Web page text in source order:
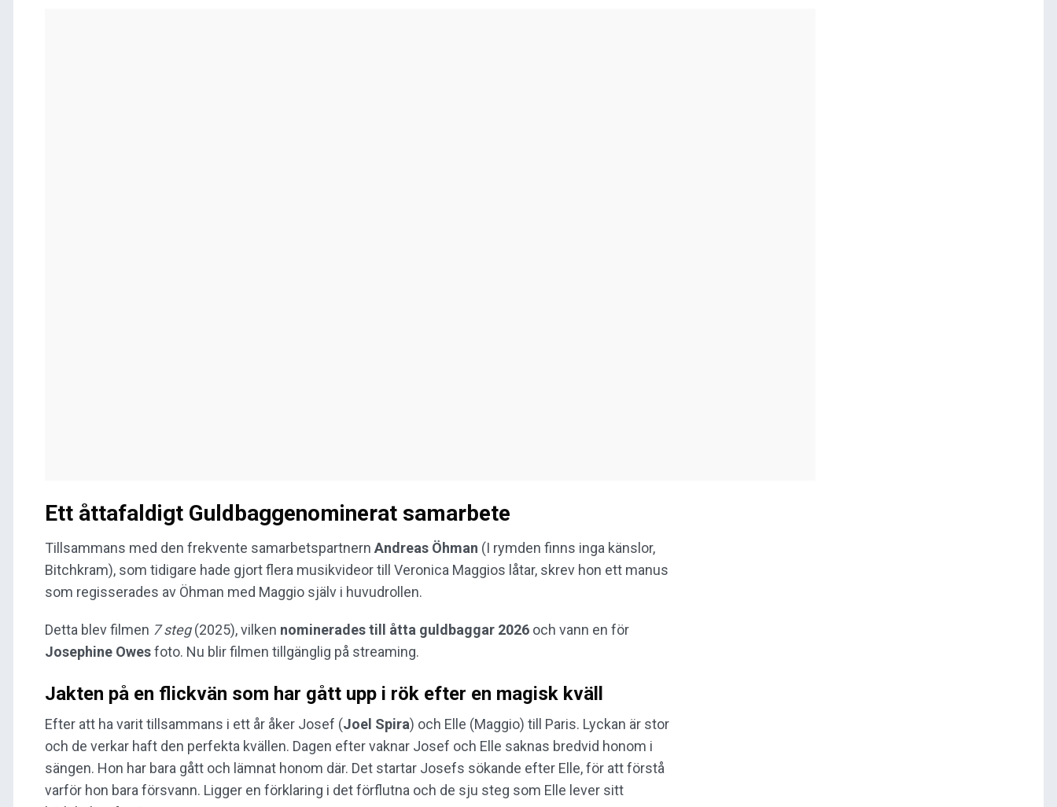
Ett åttafaldigt Guldbaggenominerat samarbete
Tillsammans med den frekvente samarbetspartnern Andreas Öhman (I rymden finns inga känslor,
Bitchkram), som tidigare hade gjort flera musikvideor till Veronica Maggios låtar, skrev hon ett manus
som regisserades av Öhman med Maggio själv i huvudrollen.
Detta blev filmen 7 steg(2025), vilken nominerades till åtta guldbaggar 2026 och vann en för
Josephine Owesfoto. Nu blir filmen tillgänglig på streaming.
Jakten på en flickvän som har gått upp i rök efter en magisk kväll
Efter att ha varit tillsammans i ett år åker Josef (Joel Spira) och Elle (Maggio) till Paris. Lyckan är stor
och de verkar haft den perfekta kvällen. Dagen efter vaknar Josef och Elle saknas bredvid honom i
sängen. Hon har bara gått och lämnat honom där. Det startar Josefs sökande efter Elle, för att förstå
varför hon bara försvann. Ligger en förklaring i det förflutna och de sju steg som Elle lever sitt